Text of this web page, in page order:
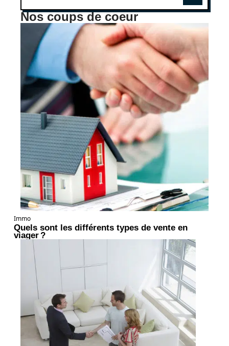
Nos coups de coeur
Immo
Quels sont les différents types de vente en
viager ?